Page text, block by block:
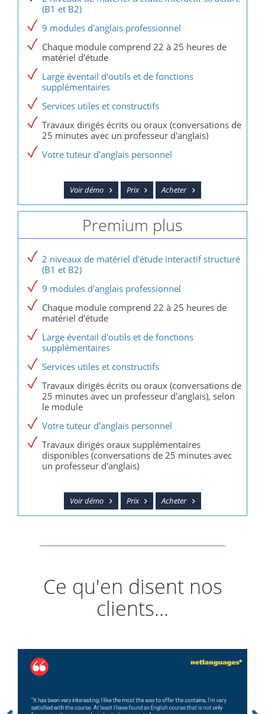
(B1 et B2)
9 modules d'anglais professionnel
Chaque module comprend 22 à 25 heures de
matériel d'étude
Large éventail d'outils et de fonctions
supplémentaires
Services utiles et constructifs
Travaux dirigés écrits ou oraux (conversations de
25 minutes avec un professeur d'anglais)
Votre tuteur d'anglais personnel
Voir démo Prix Acheter
Premium plus
2 niveaux de matériel d'étude interactif structuré
(B1 et B2)
9 modules d'anglais professionnel
Chaque module comprend 22 à 25 heures de
matériel d'étude
Large éventail d'outils et de fonctions
supplémentaires
Services utiles et constructifs
Travaux dirigés écrits ou oraux (conversations de
25 minutes avec un professeur d'anglais), selon
le module
Votre tuteur d'anglais personnel
Travaux dirigés oraux supplémentaires
disponibles (conversations de 25 minutes avec
un professeur d'anglais)
Voir démo Prix Acheter
Ce qu'en disent nos
clients...